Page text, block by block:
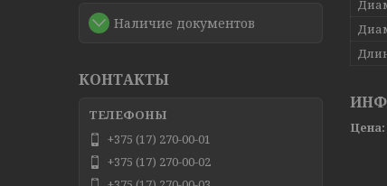
Цена:
Наличие документов
КОНТАКТЫ
+375 (17) 270-00-01
+375 (17) 270-00-02